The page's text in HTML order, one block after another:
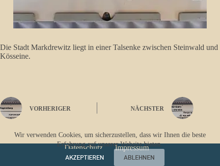
Wir verwenden Cookies, um sicherzustellen, dass wir Ihnen die beste
Erfahrung auf unserer Website bieten.
AKZEPTIEREN
ABLEHNEN
Die Stadt Markdrewitz liegt in einer Talsenke zwischen Steinwald und
Kösseine.
VORHERIGER NÄCHSTER
Datenschutz Impressum